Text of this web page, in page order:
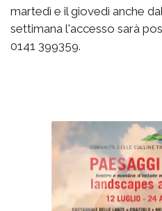
martedì e il giovedì anche
settimana l'accesso sarà
0141 399359.